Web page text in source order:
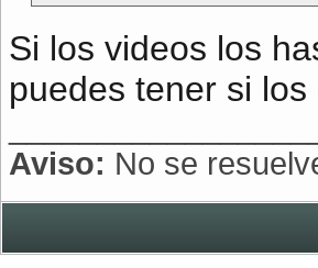
Si los videos los
puedes tener si
Aviso: No se